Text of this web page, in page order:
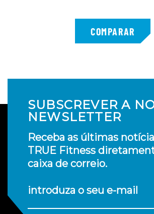
SUBSCREVER A
NEWSLETTER
Receba as últimas
TRUE Fitness
caixa de correio.
introduza o seu e-mail